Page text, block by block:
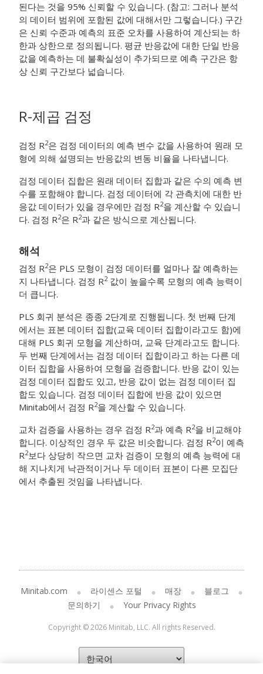
된다는 것을 95% 신뢰할 수 있습니다. (참고: 그러나 분석
의 데이터 범위에 포함된 값에 대해서만 그렇습니다.) 구간
은 신뢰 수준과 예측의 표준 오차를 사용하여 계산되는 하
한과 상한으로 정의됩니다. 평균 반응값에 대한 단일 반응
값을 예측하는 데 불확실성이 추가되므로 예측 구간은 항
상 신뢰 구간보다 넓습니다.
R-제곱 검정
검정 R2은 검정 데이터의 예측 변수 값을 사용하여 원래 모
형에 의해 설명되는 반응값의 변동 비율을 나타냅니다.
검정 데이터 집합은 원래 데이터 집합과 같은 수의 예측 변
수를 포함해야 합니다. 검정 데이터에 각 관측치에 대한 반
응값 데이터가 있을 경우에만 검정 R2을 계산할 수 있습니
다. 검정 R2은 R2과 같은 방식으로 계산됩니다.
해석
검정 R2은 PLS 모형이 검정 데이터를 얼마나 잘 예측하는
지 나타냅니다. 검정 R2값이 높을수록 모형의 예측 능력이
더 큽니다.
PLS 회귀 분석은 종종 2단계로 진행됩니다. 첫 번째 단계
에서는 표본 데이터 집합(교육 데이터 집합이라고도 함)에
대해 PLS 회귀 모형을 계산하며, 교육 단계라고도 합니다.
두 번째 단계에서는 검정 데이터 집합이라고 하는 다른 데
이터 집합을 사용하여 모형을 검증합니다. 반응 값이 있는
검정 데이터 집합도 있고, 반응 값이 없는 검정 데이터 집
합도 있습니다. 검정 데이터 집합에 반응 값이 있으면
Minitab에서 검정 R2을 계산할 수 있습니다.
교차 검증을 사용하는 경우 검정 R2과 예측 R2을 비교해야
합니다. 이상적인 경우 두 값은 비슷합니다. 검정 R2이 예측
R2보다 상당히 작으면 교차 검증이 모형의 예측 능력에 대
해 지나치게 낙관적이거나 두 데이터 표본이 다른 모집단
에서 추출된 것임을 나타냅니다.
Minitab.com 라이센스 포털 매장
블로그
문의하기
Your Privacy Rights
Copyright © 2026 Minitab, LLC. All rights Reserved.